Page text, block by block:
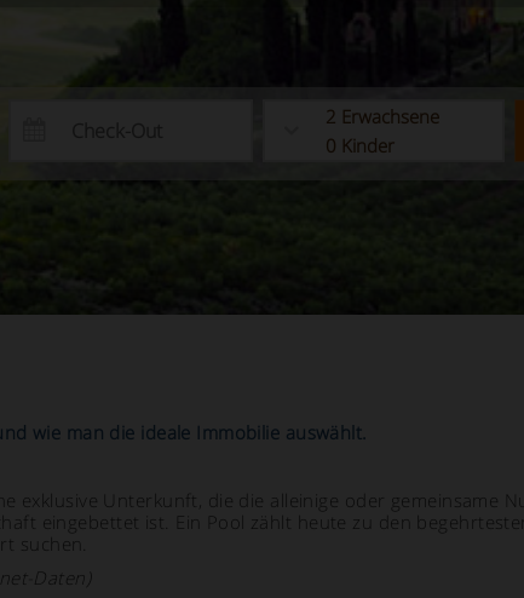
2 Erwachsene
0 Kinder
wie man die ideale Immobilie auswählt.
exklusive Unterkunft, die die alleinige oder gemeinsame
eingebettet ist. Ein Pool zählt heute zu den
suchen.
Daten)